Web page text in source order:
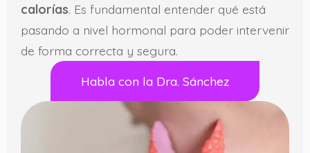
calorías. Es fundamental entender qué está
pasando a nivel hormonal para poder intervenir
de forma correcta y segura.
Habla con la Dra. Sánchez